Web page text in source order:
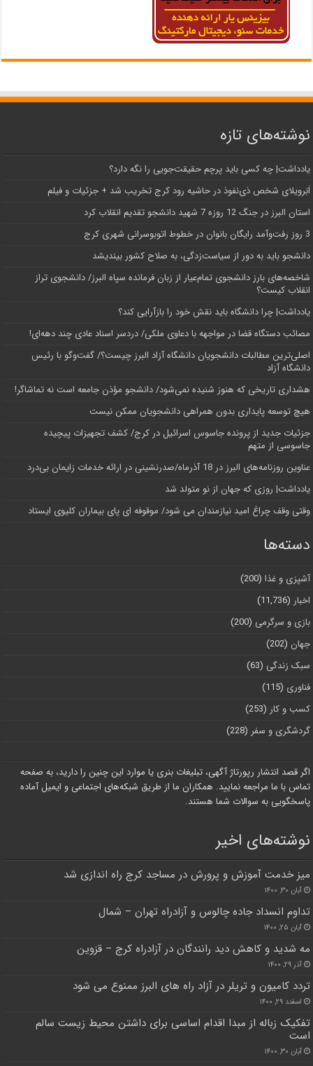
نوشته‌های تازه
یادداشت| ‌چه کسی باید پرچم حقیقت‌جویی را نگه دارد؟
اَبَر‌ویلای شخص ذی‌نفوذ در حاشیه‌ رود کرج تخریب شد + جزئیات و فیلم
استان البرز در جنگ 12 روزه 7 شهید دانشجو تقدیم انقلاب کرد
3 روز رفت‌وآمد رایگان بانوان در خطوط اتوبوسرانی شهری کرج
دانشجو باید به دور از سیاست‌زدگی، به صلاح کشور بیندیشد
شاخصه‌های بارز دانشجوی تمام‌عیار از زبان فرمانده سپاه البرز/ دانشجوی تراز
انقلاب کیست؟
یادداشت| چرا دانشگاه باید نقش خود را بازآرایی کند؟
مصائب دستگاه قضا در مواجهه با دعاوی ملکی/ دردسر اسناد عادی چند‌ دهه‌ای!
اصلی‌ترین مطالبات دانشجویان دانشگاه آزاد البرز چیست؟/ گفت‌وگو با رئیس
دانشگاه آز‌اد
هشداری تاریخی که هنوز شنیده نمی‌شود/ دانشجو مؤذن جامعه است نه تماشاگر!
هیچ توسعه پایداری بدون همراهی دانشجویان ممکن نیست
جزئیات جدید از پرونده جاسوس اسرائیل در کرج/‌ کشف تجهیزات پیچیده
جاسوسی از متهم
عناوین روزنامه‌های البرز در ‌18 آذرماه/صدرنشینی در ارائه خدمات زایمان بی‌درد
یادداشت| روزی که جهان از نو متولد شد
وقتی وقف چراغ امید نیازمندان می شود/ موقوفه ای پای بیماران کلیوی ایستاد
دسته‌ها
آشپزی و غذا (200)
اخبار (11,736)
بازی و سرگرمی (200)
جهان (202)
سبک زندگی (63)
فناوری (115)
کسب و کار (253)
گردشگری و سفر (228)
اگر قصد انتشار رپورتاژ آگهی، تبلیغات بنری یا موارد این چنین را دارید، به صفحه
تماس با ما مراجعه نمایید. همکاران ما از طریق شبکه‌های اجتماعی و ایمیل آماده
پاسخگویی به سوالات شما هستند.
نوشته‌های اخیر
میز خدمت آموزش و پرورش در مساجد کرج راه اندازی شد
آبان ۳۰, ۱۴۰۰
تداوم انسداد جاده چالوس و آزادراه تهران – شمال
آبان ۲۵, ۱۴۰۰
مه شدید و کاهش دید رانندگان در آزادراه کرج – قزوین
آذر ۲۹, ۱۴۰۰
تردد کامیون و تریلر در آزاد راه های البرز ممنوع می شود
اسفند ۲۹, ۱۴۰۰
تفکیک زباله از مبدا اقدام اساسی برای داشتن محیط زیست سالم
است
آبان ۳۰, ۱۴۰۰